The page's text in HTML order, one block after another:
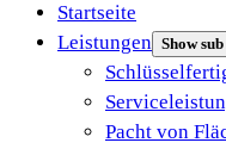
Startseite
Leistungen Show
Pacht von